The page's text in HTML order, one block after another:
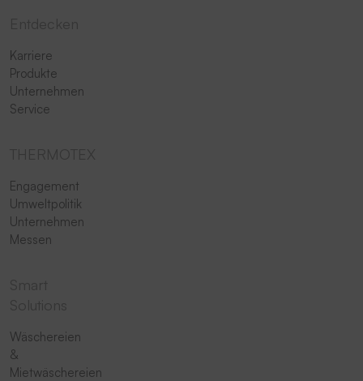
Karriere
Produkte
Unternehmen
Service
Engagement
Umweltpolitik
Unternehmen
Messen
Wäschereien
&
Mietwäschereien